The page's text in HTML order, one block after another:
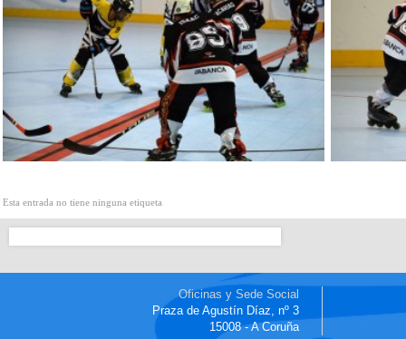
Esta entrada no tiene ninguna etiqueta
Oficinas y Sede Social
Praza de Agustín Díaz, nº 3
15008 - A Coruña